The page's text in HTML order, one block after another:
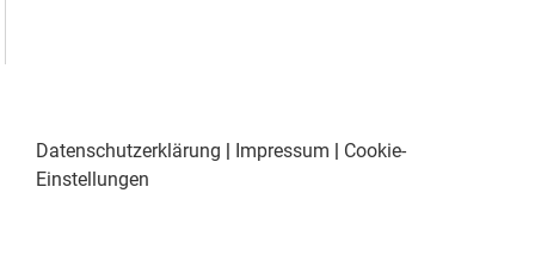
Datenschutzerklärung | Impressum | Cookie-
Einstellungen